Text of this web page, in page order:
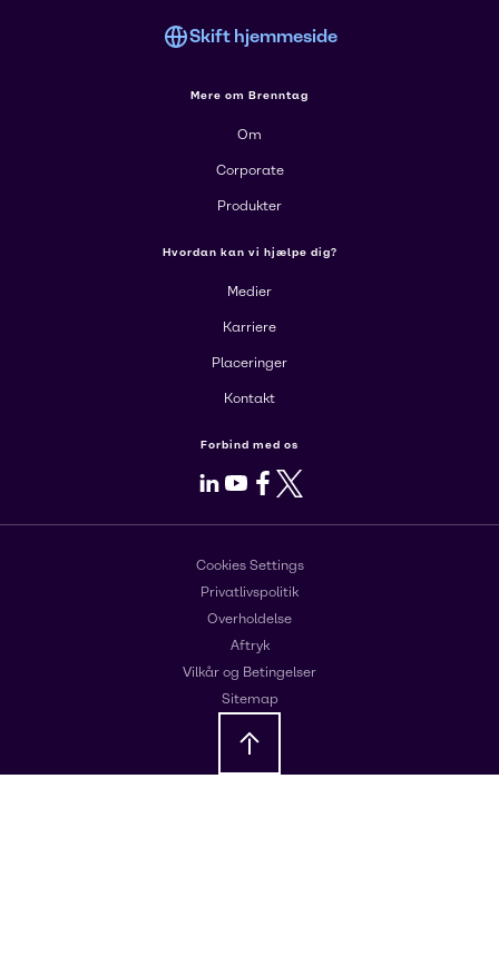
Skift hjemmeside
Mere om Brenntag
Om
Corporate
Produkter
Hvordan kan vi hjælpe dig?
Medier
Karriere
Placeringer
Kontakt
Forbind med os
LinkedIn
Youtube
Facebook
X
Cookies Settings
Privatlivspolitik
Overholdelse
Aftryk
Vilkår og Betingelser
Sitemap